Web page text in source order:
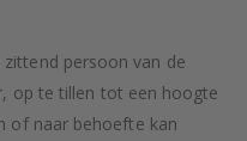
persoon van de
op te tillen tot een hoogte
of naar behoefte kan